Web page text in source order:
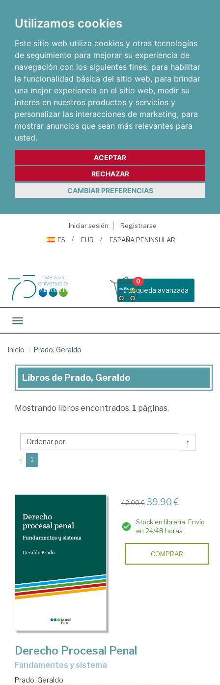
Utilizamos cookies
Este sitio web utiliza cookies y otras tecnologías
de seguimiento para mejorar su experiencia de
navegación con los siguientes fines: para habilitar
la funcionalidad básica del sitio web, para brindar
una mejor experiencia en el sitio web, medir su
interés en nuestros productos y servicios y
personalizar las interacciones de marketing, para
mostrar anuncios que sean más relevantes para
usted.
ACEPTAR
RECHAZAR
CAMBIAR PREFERENCIAS
Iniciar sesión
Registrarse
ES
EUR ESPAÑA PENINSULAR
Busqueda avanzada
0
Toggle navigation
Inicio Prado, Geraldo
Libros
Prado,
Libros de Prado, Geraldo
Mostrando libros encontrados. 1 páginas.
↑
« 1
42,00 € 39,90 €
Stock en librería. Envío
en 24/48 horas
COMPRAR
Derecho Procesal Penal
Fundamentos y sistema
Prado, Geraldo